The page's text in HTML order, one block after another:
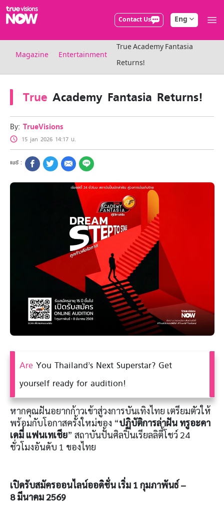
Contact Us Eng
True AF2026
Packages
NOW SPORTS
NOW Muay Thai
Cable and Satellite
Privilege
TrueVisions Privileges
Showtime
HoReCa
Find participating stores
Magazine Entertainment
True Academy Fantasia
Returns!
True Academy Fantasia Returns!
By: TrueVisions
15 jan 2026 14:17 น.
Are You Thailand’s Next Superstar? Get
yourself ready for audition!
หากคุณฝันอยากก้าวเข้าสู่วงการบันเทิงไทย เตรียมตัวให้
พร้อมกับโอกาสครั้งใหม่ของ “ปฏิบัติการล่าฝัน ทรูอะคา
เดมี่ แฟนเทเชีย” สถาบันปั้นศิลปินเรียลลิตี้โชว์ 24
ชั่วโมงอันดับ 1 ของไทย
เปิดรับสมัครออนไลน์ออดิชั่น เริ่ม 1 กุมภาพันธ์–
8มีนาคม2569